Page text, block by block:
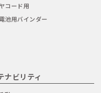
コード用
池用バインダー
ナビリティ